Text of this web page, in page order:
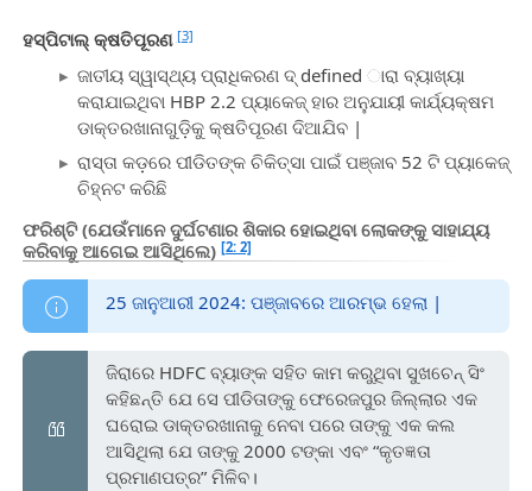
ହସ୍ପିଟାଲ୍ କ୍ଷତିପୂରଣ [3]
ଜାତୀୟ ସ୍ୱାସ୍ଥ୍ୟ ପ୍ରାଧିକରଣ ଦ୍ defined ାରା ବ୍ୟାଖ୍ୟା
କରାଯାଇଥିବା HBP 2.2 ପ୍ୟାକେଜ୍ ହାର ଅନୁଯାୟୀ କାର୍ଯ୍ୟକ୍ଷମ
ଡାକ୍ତରଖାନାଗୁଡ଼ିକୁ କ୍ଷତିପୂରଣ ଦିଆଯିବ |
ରାସ୍ତା କଡ଼ରେ ପୀଡିତଙ୍କ ଚିକିତ୍ସା ପାଇଁ ପଞ୍ଜାବ 52 ଟି ପ୍ୟାକେଜ୍
ଚିହ୍ନଟ କରିଛି
ଫରିଶ୍ଟି (ଯେଉଁମାନେ ଦୁର୍ଘଟଣାର ଶିକାର ହୋଇଥିବା ଲୋକଙ୍କୁ ସାହାଯ୍ୟ
କରିବାକୁ ଆଗେଇ ଆସିଥିଲେ) [2: 2]
25 ଜାନୁଆରୀ 2024: ପଞ୍ଜାବରେ ଆରମ୍ଭ ହେଲା |
ଜିରାରେ HDFC ବ୍ୟାଙ୍କ ସହିତ କାମ କରୁଥିବା ସୁଖଚେନ୍ ସିଂ
କହିଛନ୍ତି ଯେ ସେ ପୀଡିତାଙ୍କୁ ଫେରେଜପୁର ଜିଲ୍ଲାର ଏକ
ଘରୋଇ ଡାକ୍ତରଖାନାକୁ ନେବା ପରେ ତାଙ୍କୁ ଏକ କଲ
ଆସିଥିଲା ଯେ ତାଙ୍କୁ 2000 ଟଙ୍କା ଏବଂ “କୃତଜ୍ଞତା
ପ୍ରମାଣପତ୍ର” ମିଳିବ।